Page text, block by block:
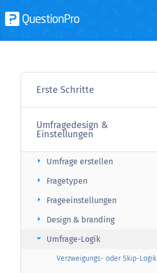
Erste Schritte
Umfragedesign &
Einstellungen
Umfrage erstellen
arrow_right
Fragetypen
arrow_right
Frageeinstellungen
arrow_right
Design & branding
arrow_right
Umfrage-Logik
arrow_right
Verzweigungs- oder Skip-Logik